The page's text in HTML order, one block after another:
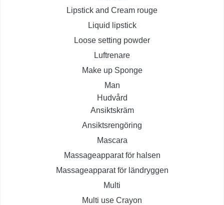
Lipstick and Cream rouge
Liquid lipstick
Loose setting powder
Luftrenare
Make up Sponge
Man
Hudvård
Ansiktskräm
Ansiktsrengöring
Mascara
Massageapparat för halsen
Massageapparat för ländryggen
Multi
Multi use Crayon